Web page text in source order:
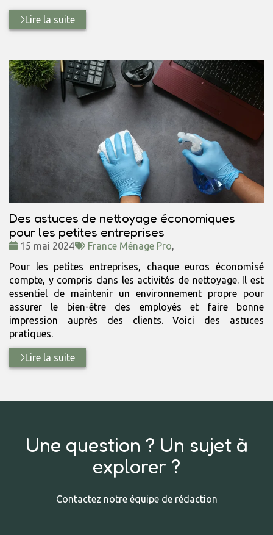
Lire la suite
Des astuces de nettoyage économiques
pour les petites entreprises
Date
15 mai 2024
Tags
France Ménage Pro
Pour les petites entreprises, chaque euros économisé
compte, y compris dans les activités de nettoyage. Il est
essentiel de maintenir un environnement propre pour
assurer le bien-être des employés et faire bonne
impression auprès des clients. Voici des astuces
pratiques.
Lire la suite
Une question ? Un sujet à
explorer ?
Contactez notre équipe de rédaction